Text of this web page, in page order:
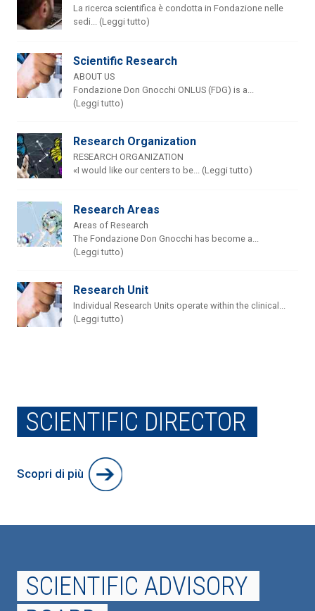
La ricerca scientifica è condotta in Fondazione nelle
sedi... (Leggi tutto)
Scientific Research
ABOUT US
Fondazione Don Gnocchi ONLUS (FDG) is a...
(Leggi tutto)
Research Organization
RESEARCH ORGANIZATION
«I would like our centers to be... (Leggi tutto)
Research Areas
Areas of Research
The Fondazione Don Gnocchi has become a...
(Leggi tutto)
Research Unit
Individual Research Units operate within the clinical...
(Leggi tutto)
SCIENTIFIC DIRECTOR
Scopri di più
SCIENTIFIC ADVISORY